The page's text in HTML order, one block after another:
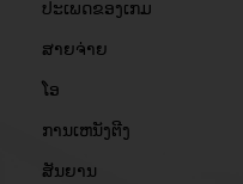
ປະເພດຂອງເກມ
ສາຍຈ່າຍ
ໂອ
ການເຫນັງຕີງ
ສັນຍານ